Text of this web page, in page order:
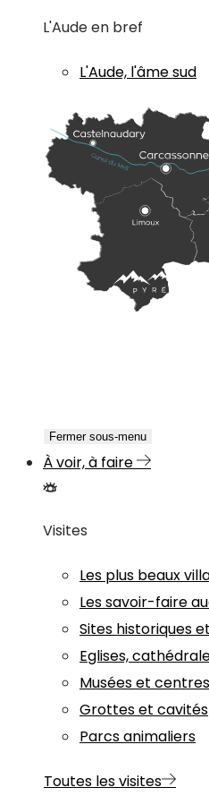
L'Aude en bref
L'Aude, l'âme sud
Fermer sous-menu
À voir, à faire
Visites
Les plus beaux
Les savoir-faire
Sites historiques
Eglises,
Musées et
Grottes et cavités
Parcs animaliers
Toutes les visites